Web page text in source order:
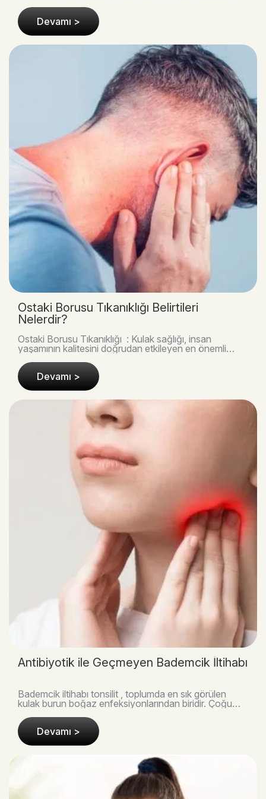
Devamı >
Östaki Borusu Tıkanıklığı Belirtileri
Nelerdir?
Östaki Borusu Tıkanıklığı : Kulak sağlığı, insan
yaşamının kalitesini doğrudan etkileyen en önemli
Devamı >
Antibiyotik ile Geçmeyen Bademcik İltihabı
Bademcik iltihabı tonsilit , toplumda en sık görülen
kulak burun boğaz enfeksiyonlarından biridir. Çoğu
Devamı >